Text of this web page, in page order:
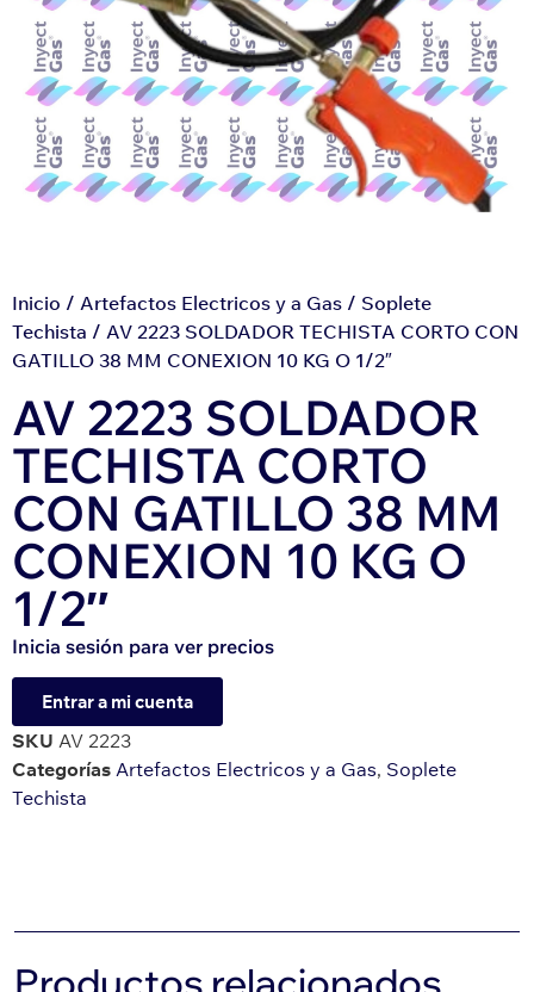
Inicio / Artefactos Electricos y a Gas / Soplete
Techista / AV 2223 SOLDADOR TECHISTA CORTO CON
GATILLO 38 MM CONEXION 10 KG O 1/2″
AV 2223 SOLDADOR
TECHISTA CORTO
CON GATILLO 38 MM
CONEXION 10 KG O
1/2″
Inicia sesión para ver precios
Entrar a mi cuenta
SKU AV 2223
Categorías Artefactos Electricos y a Gas, Soplete
Techista